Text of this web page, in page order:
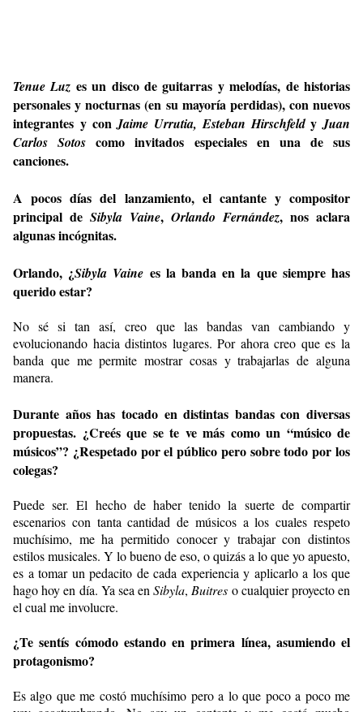
Tenue Luz es un disco de guitarras y melodías, de historias
personales y nocturnas (en su mayoría perdidas), con nuevos
integrantes y con Jaime Urrutia, Esteban HirschfeldyJuan
Carlos Sotos como invitados especiales en una de sus
canciones.
A pocos días del lanzamiento, el cantante y compositor
principal de Sibyla Vaine, Orlando Fernández, nos aclara
algunas incógnitas.
Orlando, ¿Sibyla Vaine es la banda en la que siempre has
querido estar?
No sé si tan así, creo que las bandas van cambiando y
evolucionando hacia distintos lugares. Por ahora creo que es la
banda que me permite mostrar cosas y trabajarlas de alguna
manera.
Durante años has tocado en distintas bandas con diversas
propuestas. ¿Creés que se te ve más como un “músico de
músicos”? ¿Respetado por el público pero sobre todo por los
colegas?
Puede ser. El hecho de haber tenido la suerte de compartir
escenarios con tanta cantidad de músicos a los cuales respeto
muchísimo, me ha permitido conocer y trabajar con distintos
estilos musicales. Y lo bueno de eso, o quizás a lo que yo apuesto,
es a tomar un pedacito de cada experiencia y aplicarlo a los que
hago hoy en día. Ya sea enSibyla, Buitres o cualquier proyecto en
el cual me involucre.
¿Te sentís cómodo estando en primera línea, asumiendo el
protagonismo?
Es algo que me costó muchísimo pero a lo que poco a poco me